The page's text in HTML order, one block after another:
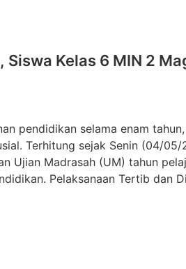
Kelas 6 MIN 2
pendidikan selama enam
Terhitung sejak Senin (04/
Ujian Madrasah (UM) tahun
Pelaksanaan Tertib dan